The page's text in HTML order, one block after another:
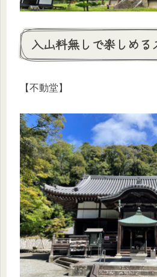
入山料無しで楽しめる
【不動堂】